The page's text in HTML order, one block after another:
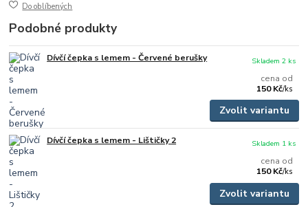
Do oblíbených
Podobné produkty
Dívčí čepka s lemem - Červené berušky
cena od
150 Kč/ks
Skladem 2 ks
Zvolit variantu
Dívčí čepka s lemem - Lištičky 2
cena od
150 Kč/ks
Skladem 1 ks
Zvolit variantu